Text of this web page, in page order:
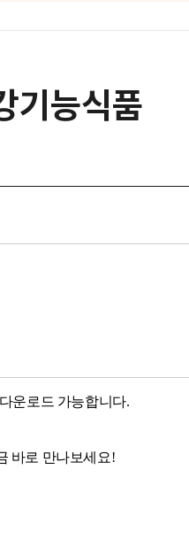
기능식품
운로드 가능합니다.
바로 만나보세요!